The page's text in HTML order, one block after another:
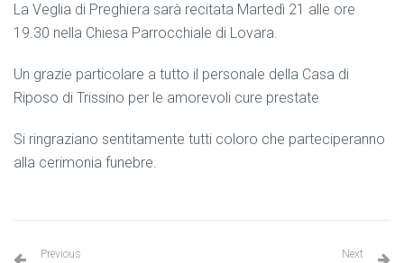
La Veglia di Preghiera sarà recitata Martedì 21 alle ore
19.30 nella Chiesa Parrocchiale di Lovara.
Un grazie particolare a tutto il personale della Casa di
Riposo di Trissino per le amorevoli cure prestate
Si ringraziano sentitamente tutti coloro che parteciperanno
alla cerimonia funebre.
Previous Next